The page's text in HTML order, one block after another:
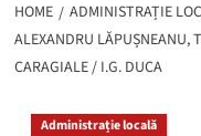
HOME ADMINISTRAȚIE
ALEXANDRU LĂPUȘNEANU,
CARAGIALE / I.G. DUCA
Administrație locală